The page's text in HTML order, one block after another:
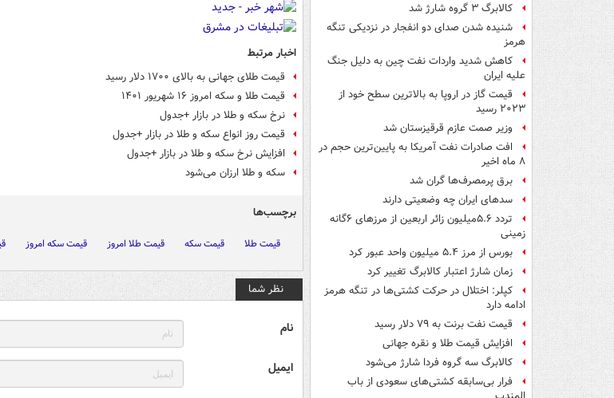
کالابرگ ۳ گروه شارژ شد
شنیده شدن صدای دو انفجار در نزدیکی تنگه
هرمز
کاهش شدید واردات نفت چین به دلیل جنگ
علیه ایران
قیمت گاز در اروپا به بالاترین سطح خود از
۲۰۲۳ رسید
وزیر صمت عازم قرقیزستان شد
افت صادرات نفت آمریکا به پایین‌ترین حجم در
۸ ماه اخیر
برق پرمصرف‌ها گران شد
سدهای ایران چه وضعیتی دارند
تردد ۵.۶میلیون زائر اربعین از مرزهای ۶گانه
زمینی
بورس از مرز ۵.۴ میلیون واحد عبور کرد
زمان شارژ اعتبار کالابرگ تغییر کرد
کپلر: اختلال در حرکت کشتی‌ها در تنگه هرمز
ادامه دارد
قیمت نفت برنت به ۷۹ دلار رسید
افزایش قیمت طلا و نقره جهانی
کالابرگ سه گروه فردا شارژ می‌شود
فرار بی‌سابقه کشتی‌های سعودی از باب
اخبار مرتبط
قیمت طلای جهانی به بالای ۱۷۰۰ دلار رسید
قیمت طلا و سکه امروز ۱۶ شهریور ۱۴۰۱
نرخ سکه و طلا در بازار +جدول
قیمت روز انواع سکه و طلا در بازار +جدول
افزایش نرخ سکه و طلا در بازار +جدول
سکه و طلا ارزان می‌شود
برچسب‌ها
قیمت طلا قیمت سکه قیمت طلا امروز قیمت سکه امروز
نظر شما
نام
ایمیل